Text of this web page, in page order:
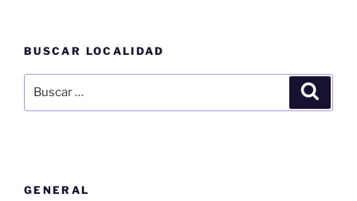
BUSCAR LOCALIDAD
por:
GENERAL